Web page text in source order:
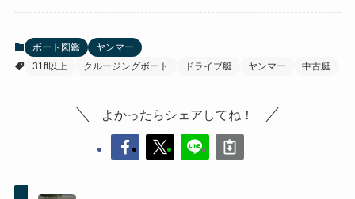
ボート図鑑
ヤンマー
31ft以上
クルージングボート ドライブ艇 ヤンマー 中古艇
よかったらシェアしてね！